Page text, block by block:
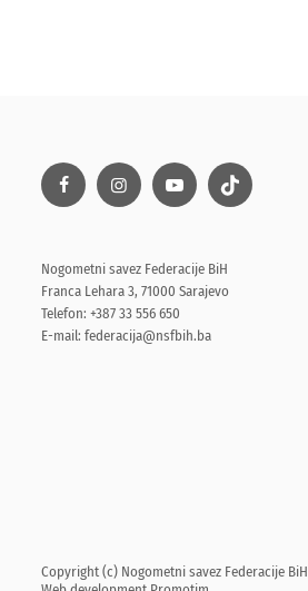
Nogometni savez Federacije BiH
Franca Lehara 3, 71000 Sarajevo
Telefon: +387 33 556 650
E-mail: federacija@nsfbih.ba
Copyright (c) Nogometni savez Federacije BiH